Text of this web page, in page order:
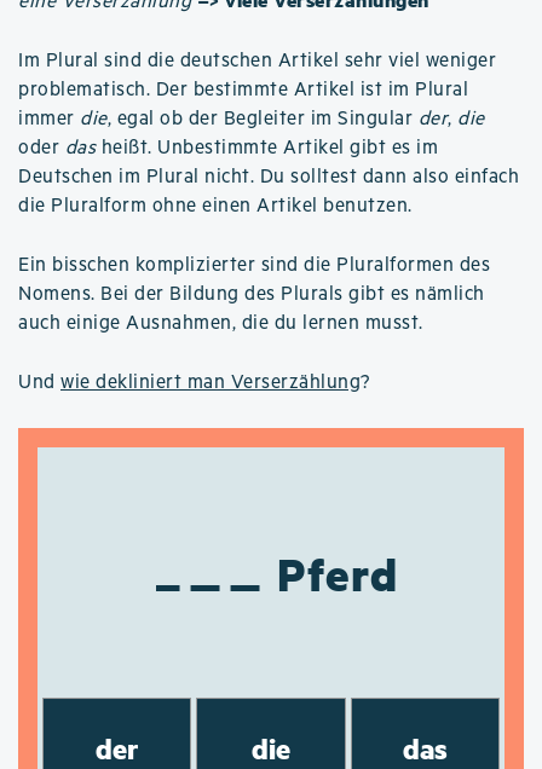
Im Plural sind die deutschen Artikel sehr viel weniger
problematisch. Der bestimmte Artikel ist im Plural
immer die, egal ob der Begleiter im Singular der, die
oder dasheißt. Unbestimmte Artikel gibt es im
Deutschen im Plural nicht. Du solltest dann also einfach
die Pluralform ohne einen Artikel benutzen.
Ein bisschen komplizierter sind die Pluralformen des
Nomens. Bei der Bildung des Plurals gibt es nämlich
auch einige Ausnahmen, die du lernen musst.
Und wie dekliniert man Verserzählung?
Pferd
der die das